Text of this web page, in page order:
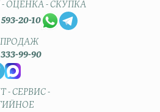
ОЦЕНКА - СКУПКА
593-20-10
333-99-90
- СЕРВИС -